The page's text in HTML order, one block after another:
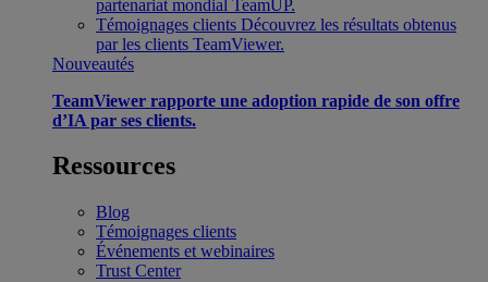
partenariat mondial TeamUP.
Témoignages clients Découvrez les résultats obtenus
par les clients TeamViewer.
Nouveautés
TeamViewer rapporte une adoption rapide de son offre
d’IA par ses clients.
Ressources
Blog
Témoignages clients
Événements et webinaires
Trust Center